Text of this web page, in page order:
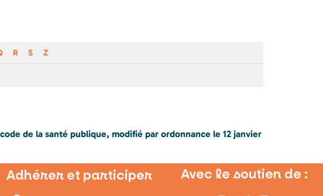
R S Z
de la santé publique, modifié par ordonnance le 12 janvier
Adhérer et participer Avec le soutien de :